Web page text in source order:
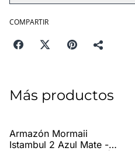
COMPARTIR
Más productos
Armazón Mormaii
Istambul 2 Azul Mate -